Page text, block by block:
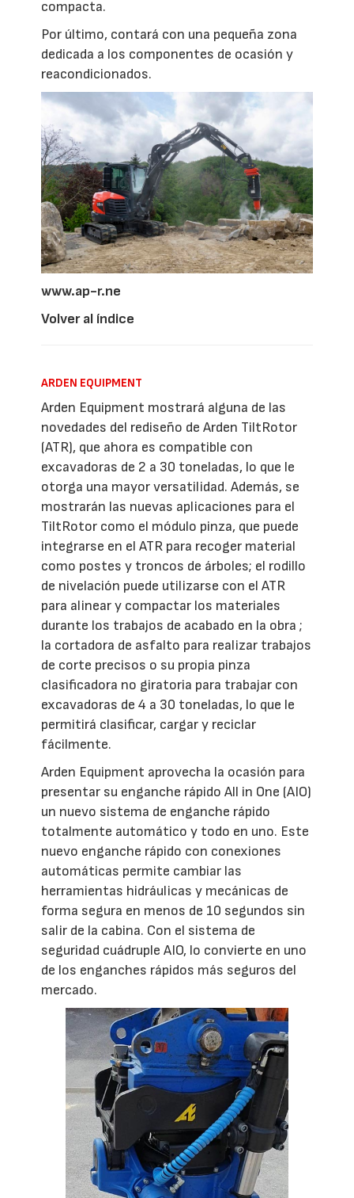
compacta.
Por último, contará con una pequeña zona
dedicada a los componentes de ocasión y
reacondicionados.
www.ap-r.ne
Volver al índice
ARDEN EQUIPMENT
Arden Equipment mostrará alguna de las
novedades del rediseño de Arden TiltRotor
(ATR), que ahora es compatible con
excavadoras de 2 a 30 toneladas, lo que le
otorga una mayor versatilidad. Además, se
mostrarán las nuevas aplicaciones para el
TiltRotor como el módulo pinza, que puede
integrarse en el ATR para recoger material
como postes y troncos de árboles; el rodillo
de nivelación puede utilizarse con el ATR
para alinear y compactar los materiales
durante los trabajos de acabado en la obra ;
la cortadora de asfalto para realizar trabajos
de corte precisos o su propia pinza
clasificadora no giratoria para trabajar con
excavadoras de 4 a 30 toneladas, lo que le
permitirá clasificar, cargar y reciclar
fácilmente.
Arden Equipment aprovecha la ocasión para
presentar su enganche rápido All in One (AIO)
un nuevo sistema de enganche rápido
totalmente automático y todo en uno. Este
nuevo enganche rápido con conexiones
automáticas permite cambiar las
herramientas hidráulicas y mecánicas de
forma segura en menos de 10 segundos sin
salir de la cabina. Con el sistema de
seguridad cuádruple AIO, lo convierte en uno
de los enganches rápidos más seguros del
mercado.